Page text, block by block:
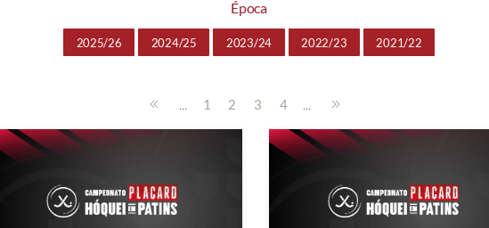
Época
2025/26 2024/25 2023/24 2022/23 2021/22
... 1 2 3 4 ...